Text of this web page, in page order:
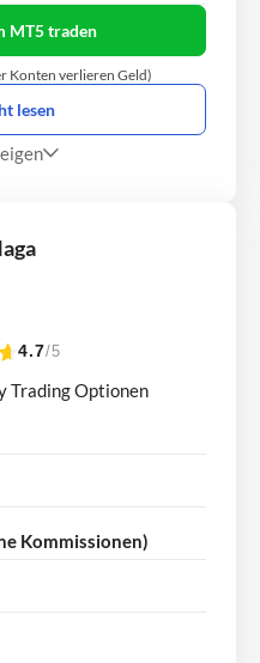
MT5 traden
Konten verlieren Geld)
lesen
4.7/5
Trading Optionen
Kommissionen)